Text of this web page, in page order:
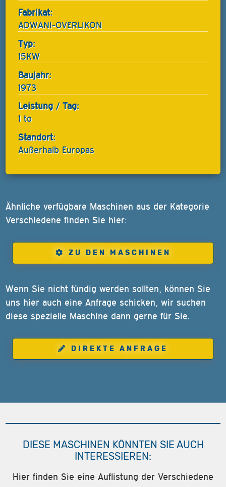
Fabrikat:
ADWANI-OVERLIKON
Typ:
15KW
Baujahr:
1973
Leistung / Tag:
1 to
Standort:
Außerhalb Europas
Ähnliche verfügbare Maschinen aus der Kategorie
Verschiedene finden Sie hier:
ZU DEN MASCHINEN
Wenn Sie nicht fündig werden sollten, können Sie
uns hier auch eine Anfrage schicken, wir suchen
diese spezielle Maschine dann gerne für Sie.
DIREKTE ANFRAGE
DIESE MASCHINEN KÖNNTEN SIE AUCH
INTERESSIEREN:
Hier finden Sie eine Auflistung der Verschiedene